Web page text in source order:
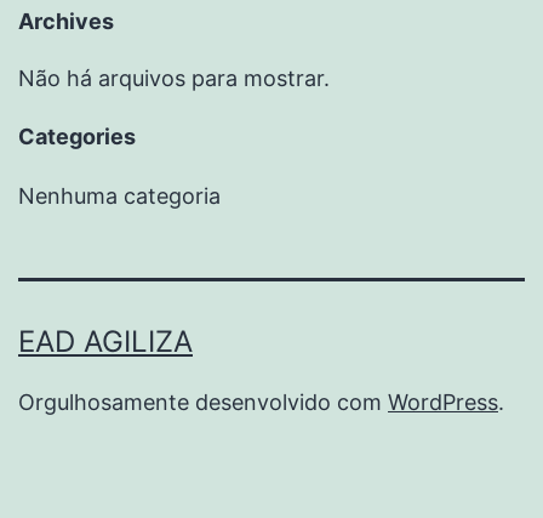
Archives
Não há arquivos para mostrar.
Categories
Nenhuma categoria
EAD AGILIZA
Orgulhosamente desenvolvido com WordPress.